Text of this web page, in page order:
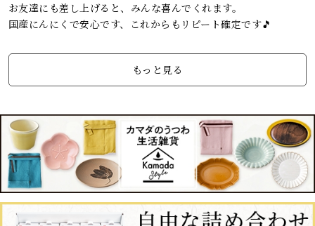
お友達にも差し上げると、みんな喜んでくれます。
国産にんにくで安心です、これからもリピート確定です🎵
もっと見る